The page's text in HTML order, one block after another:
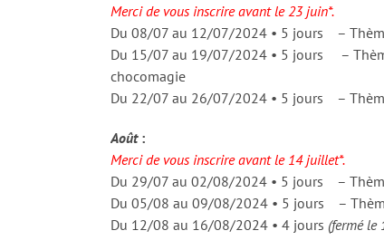
Merci de vous inscrire avant le 23 juin*.
Du 08/07 au 12/07/2024 • 5 jours –
Du 15/07 au 19/07/2024 • 5 jours –
chocomagie
Du 22/07 au 26/07/2024 • 5 jours –
Août:
Merci de vous inscrire avant le 14 juillet*.
Du 29/07 au 02/08/2024 • 5 jours –
Du 05/08 au 09/08/2024 • 5 jours –
Du 12/08 au 16/08/2024 • 4 jours (fermé